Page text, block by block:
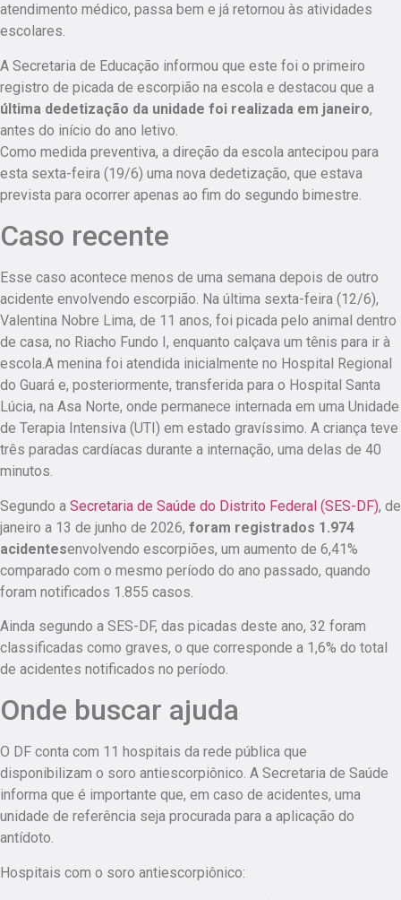
atendimento médico, passa bem e já retornou às atividades
escolares.
A Secretaria de Educação informou que este foi o primeiro
registro de picada de escorpião na escola e destacou que a
última dedetização da unidade foi realizada em janeiro,
antes do início do ano letivo.
Como medida preventiva, a direção da escola antecipou para
esta sexta-feira (19/6) uma nova dedetização, que estava
prevista para ocorrer apenas ao fim do segundo bimestre.
Caso recente
Esse caso acontece menos de uma semana depois de outro
acidente envolvendo escorpião. Na última sexta-feira (12/6),
Valentina Nobre Lima, de 11 anos, foi picada pelo animal dentro
de casa, no Riacho Fundo I, enquanto calçava um tênis para ir à
escola.A menina foi atendida inicialmente no Hospital Regional
do Guará e, posteriormente, transferida para o Hospital Santa
Lúcia, na Asa Norte, onde permanece internada em uma Unidade
de Terapia Intensiva (UTI) em estado gravíssimo. A criança teve
três paradas cardíacas durante a internação, uma delas de 40
minutos.
Segundo a Secretaria de Saúde do Distrito Federal (SES-DF), de
janeiro a 13 de junho de 2026, foram registrados 1.974
acidentesenvolvendo escorpiões, um aumento de 6,41%
comparado com o mesmo período do ano passado, quando
foram notificados 1.855 casos.
Ainda segundo a SES-DF, das picadas deste ano, 32 foram
classificadas como graves, o que corresponde a 1,6% do total
de acidentes notificados no período.
Onde buscar ajuda
O DF conta com 11 hospitais da rede pública que
disponibilizam o soro antiescorpiônico. A Secretaria de Saúde
informa que é importante que, em caso de acidentes, uma
unidade de referência seja procurada para a aplicação do
antídoto.
Hospitais com o soro antiescorpiônico: